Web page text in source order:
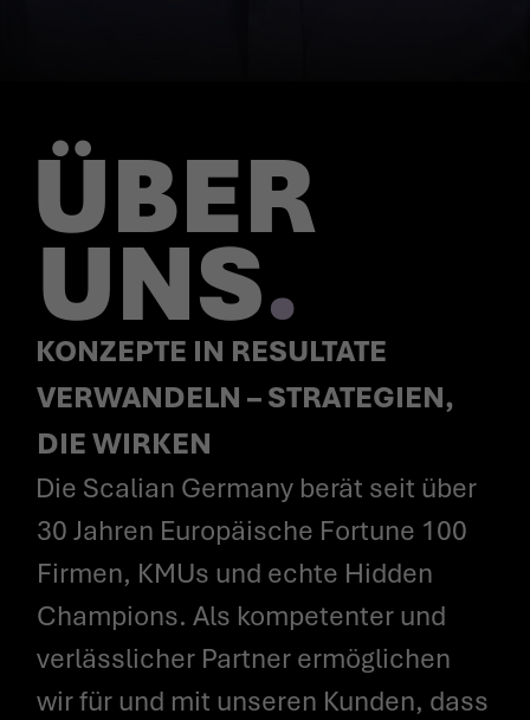
ÜBER
UNS.
KONZEPTE IN RESULTATE
VERWANDELN – STRATEGIEN,
DIE WIRKEN
Die Scalian Germany berät seit über
30 Jahren Europäische Fortune 100
Firmen, KMUs und echte Hidden
Champions. Als kompetenter und
verlässlicher Partner ermöglichen
wir für und mit unseren Kunden, dass